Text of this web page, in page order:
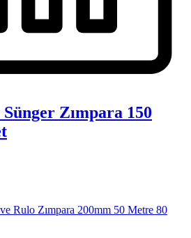
Sünger Zımpara 150